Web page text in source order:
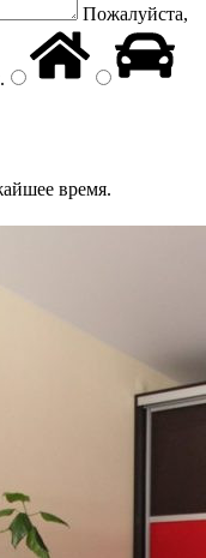
Пожалуйста,
.
время.